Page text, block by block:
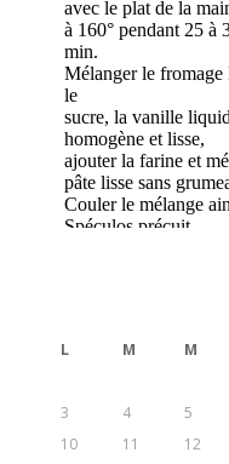
L M M
3
4 5
10
11 12